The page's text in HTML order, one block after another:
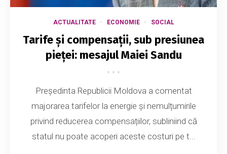
ACTUALITATE ECONOMIE SOCIAL
Tarife și compensații, sub presiunea
pieței: mesajul Maiei Sandu
Președinta Republicii Moldova a comentat
majorarea tarifelor la energie și nemulțumirile
privind reducerea compensațiilor, subliniind că
statul nu poate acoperi aceste costuri pe t...